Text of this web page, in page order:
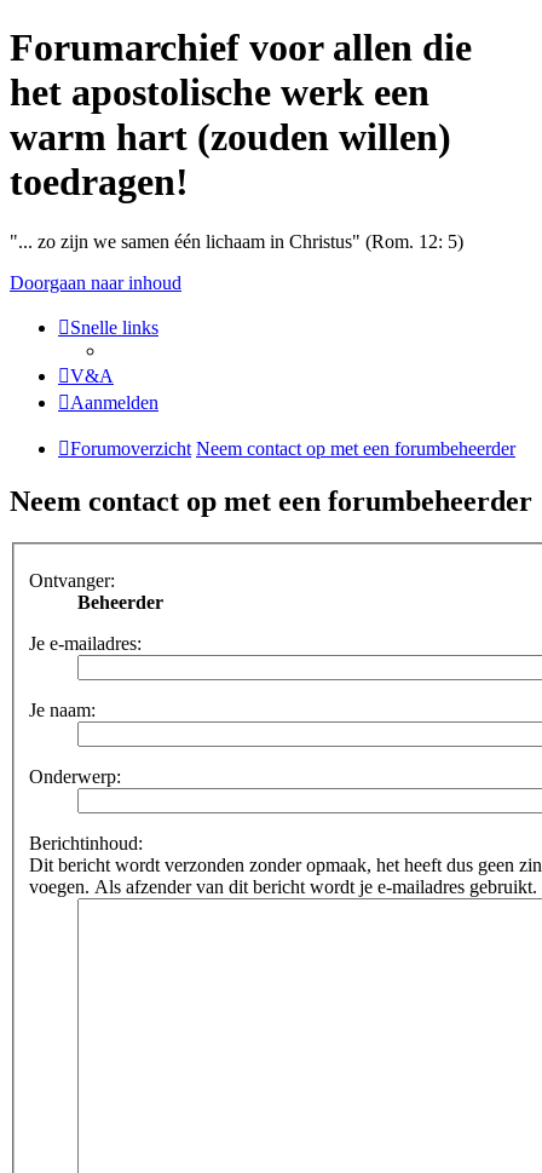
Forumarchief voor allen die
het apostolische werk een
warm hart (zouden willen)
toedragen!
"... zo zijn we samen één lichaam in Christus" (Rom. 12: 5)
Doorgaan naar inhoud
Snelle links
V&A
Aanmelden
Forumoverzicht Neem contact op met een forumbeheerder
Neem contact op met een forumbeheerder
Ontvanger:
Beheerder
Je e-mailadres:
Je naam:
Onderwerp:
Berichtinhoud:
Dit bericht wordt verzonden zonder opmaak, het heeft dus geen
voegen. Als afzender van dit bericht wordt je e-mailadres gebruikt.